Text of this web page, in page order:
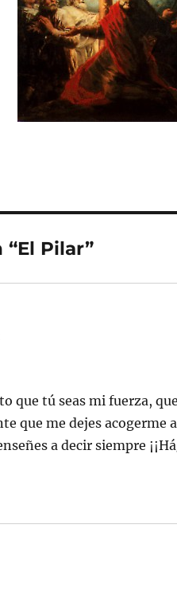
Pilar”
que tú seas mi fuerza,
que me dejes acogerme
a decir siempre